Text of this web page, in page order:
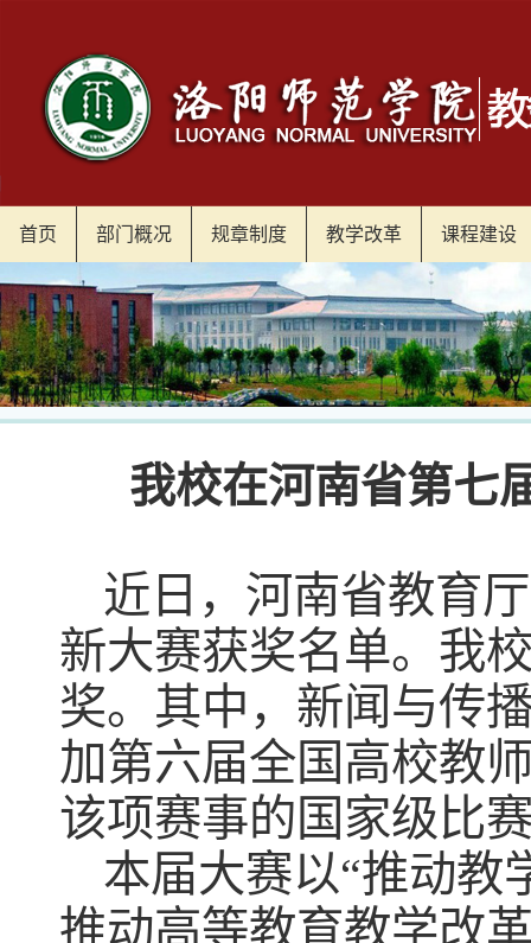
首页 部门概况 规章制度 教学改革 课程建设
我校在河南省第七
近日，河南省教育
新大赛获奖名单。我
奖。其中，新闻与传
加第六届全国高校教
该项赛事的国家级比
本届大赛以“推动教
推动高等教育教学改